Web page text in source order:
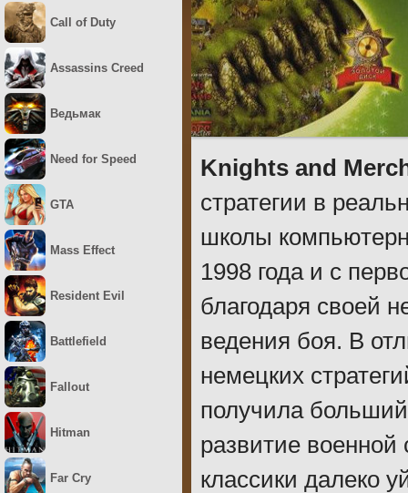
Knights and
стратегии в
школы
1998 года и с
благодаря своей
ведения боя. В
немецких
получила
развитие
классики далеко
Call of Duty
Assassins Creed
Ведьмак
Need for Speed
GTA
Mass Effect
Resident Evil
Battlefield
Fallout
Hitman
Far Cry